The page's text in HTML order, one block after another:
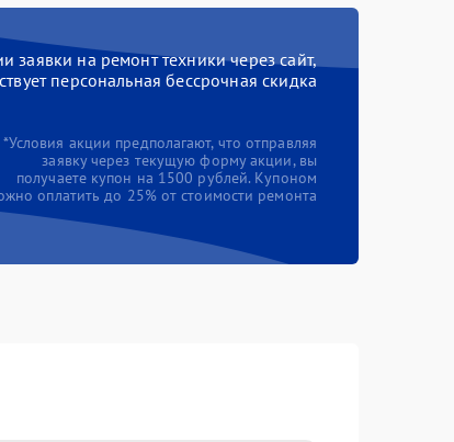
заявки на ремонт техники через сайт,
персональная бессрочная скидка
*Условия акции предполагают, что отправляя
заявку через текущую форму акции, вы
получаете купон на 1500 рублей. Купоном
оплатить до 25% от стоимости ремонта